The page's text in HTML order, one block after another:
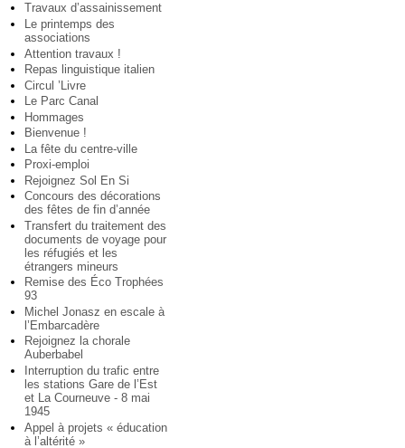
Travaux d’assainissement
Le printemps des
associations
Attention travaux !
Repas linguistique italien
Circul ’Livre
Le Parc Canal
Hommages
Bienvenue !
La fête du centre-ville
Proxi-emploi
Rejoignez Sol En Si
Concours des décorations
des fêtes de fin d’année
Transfert du traitement des
documents de voyage pour
les réfugiés et les
étrangers mineurs
Remise des Éco Trophées
93
Michel Jonasz en escale à
l’Embarcadère
Rejoignez la chorale
Auberbabel
Interruption du trafic entre
les stations Gare de l’Est
et La Courneuve - 8 mai
1945
Appel à projets « éducation
à l’altérité »